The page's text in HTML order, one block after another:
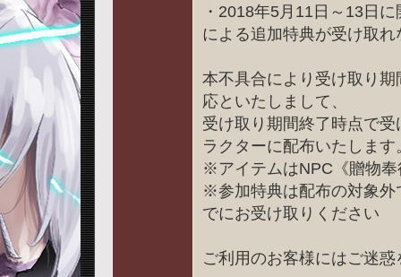
・2018年5月11日～13日
による追加特典が受け取れ
本不具合により受け取り
応といたしまして、
受け取り期間終了時点で
ラクターに配布いたします
※アイテムはNPC《贈物
※参加特典は配布の対象外
でにお受け取りください
ご利用のお客様にはご迷